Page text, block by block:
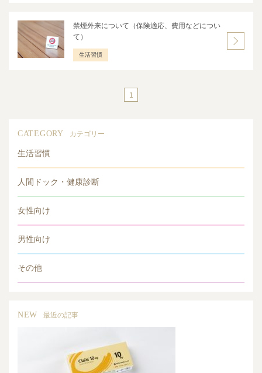
禁煙外来について（保険適応、費用などについ
て）
生活習慣
1
CATEGORY カテゴリー
生活習慣
人間ドック・健康診断
女性向け
男性向け
その他
NEW 最近の記事